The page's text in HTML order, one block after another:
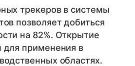
трекеров в системы
позволяет добиться
на 82%. Открытие
для применения в
областях.